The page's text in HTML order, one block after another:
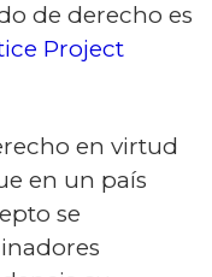
de derecho es
Project
en virtud
en un país
se